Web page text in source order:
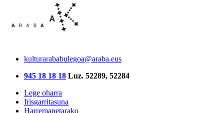
kulturarababulegoa@araba.eus
945 18 18 18 Luz. 52289, 52284
Lege oharra
Irisgarritasuna
Harremanetarako